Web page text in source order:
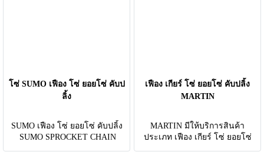
โซ่ SUMO เฟือง โซ่ ยอยโซ่ คับป
ลิ้ง
SUMO เฟือง โซ่ ยอยโซ่ คับปลิ้ง
SUMO SPROCKET CHAIN
เฟือง เกียร์ โซ่ ยอยโซ่ คับปลิ้ง
MARTIN
MARTIN มีให้บริการสินค้า
ประเภท เฟือง เกียร์ โซ่ ยอยโซ่